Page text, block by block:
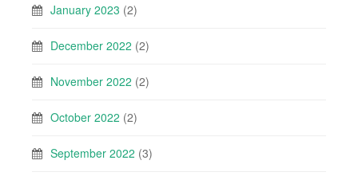
January 2023 (2)
December 2022 (2)
November 2022 (2)
October 2022 (2)
September 2022 (3)